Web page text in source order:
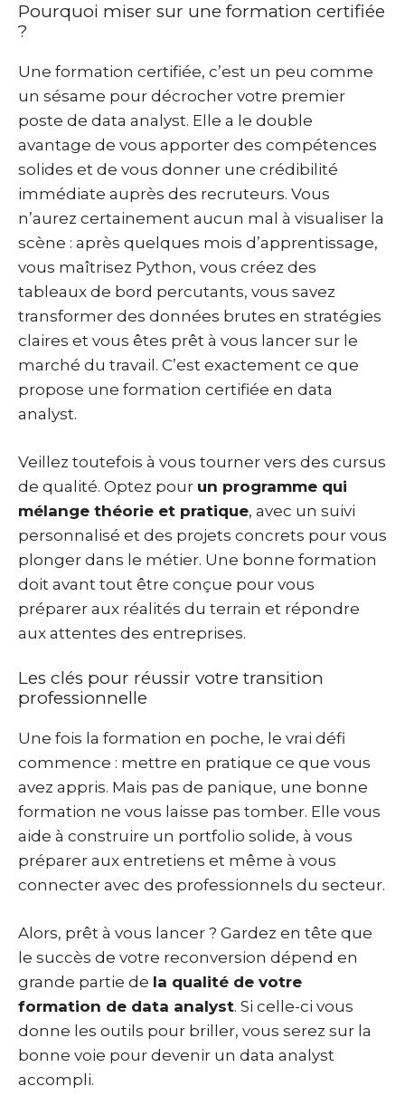
Pourquoi miser sur une formation certifiée
?
Une formation certifiée, c’est un peu comme
un sésame pour décrocher votre premier
poste de data analyst. Elle a le double
avantage de vous apporter des compétences
solides et de vous donner une crédibilité
immédiate auprès des recruteurs. Vous
n’aurez certainement aucun mal à visualiser la
scène : après quelques mois d’apprentissage,
vous maîtrisez Python, vous créez des
tableaux de bord percutants, vous savez
transformer des données brutes en stratégies
claires et vous êtes prêt à vous lancer sur le
marché du travail. C’est exactement ce que
propose une formation certifiée en data
analyst.
Veillez toutefois à vous tourner vers des cursus
de qualité. Optez pour un programme qui
mélange théorie et pratique, avec un suivi
personnalisé et des projets concrets pour vous
plonger dans le métier. Une bonne formation
doit avant tout être conçue pour vous
préparer aux réalités du terrain et répondre
aux attentes des entreprises.
Les clés pour réussir votre transition
professionnelle
Une fois la formation en poche, le vrai défi
commence : mettre en pratique ce que vous
avez appris. Mais pas de panique, une bonne
formation ne vous laisse pas tomber. Elle vous
aide à construire un portfolio solide, à vous
préparer aux entretiens et même à vous
connecter avec des professionnels du secteur.
Alors, prêt à vous lancer ? Gardez en tête que
le succès de votre reconversion dépend en
grande partie de la qualité de votre
formation de data analyst. Si celle-ci vous
donne les outils pour briller, vous serez sur la
bonne voie pour devenir un data analyst
accompli.